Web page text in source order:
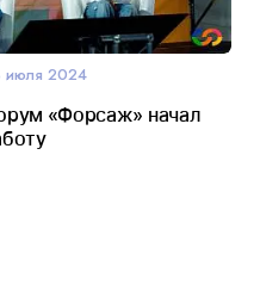
июля 2024
«Форсаж» начал